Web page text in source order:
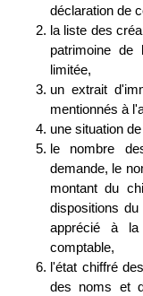
déclaration de
la liste des
patrimoine de
limitée,
un extrait
mentionnés à
une situation
le nombre
demande, le
montant du
dispositions
apprécié à
comptable,
l'état chiffré
des noms et